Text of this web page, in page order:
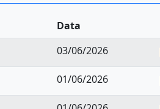
Data
03/06/2026
01/06/2026